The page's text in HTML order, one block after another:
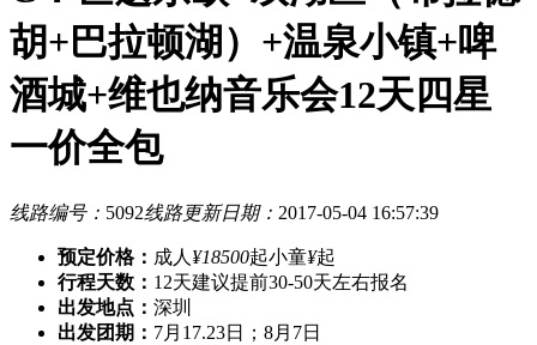
胡+巴拉顿湖）+温泉小镇+啤
酒城+维也纳音乐会12天四星
一价全包
线路编号： 5092线路更新日期： 2017-05-04 16:57:39
预定价格： 成人 ¥18500起小童¥起
行程天数： 12天建议提前30-50天左右报名
出发地点： 深圳
出发团期： 7月17.23日；8月7日